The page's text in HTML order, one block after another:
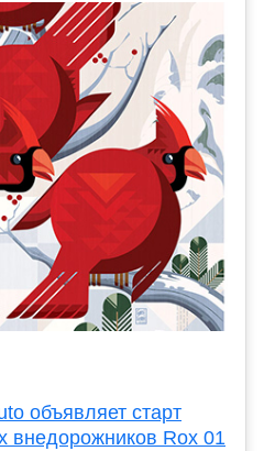
объявляет старт
внедорожников Rox 01